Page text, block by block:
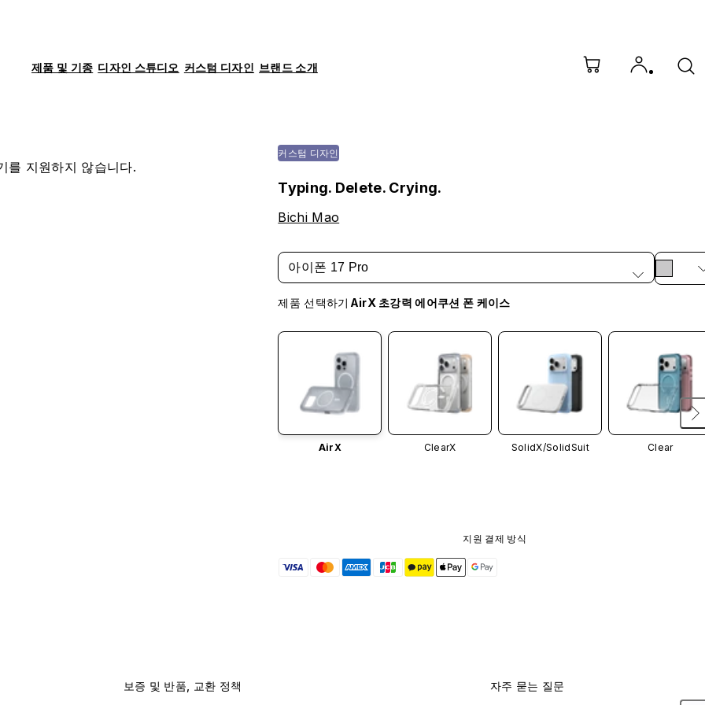
제품 및 기종 디자인 스튜디오 커스텀 디자인 브랜드 소개
를 지원하지 않습니다.
커스텀 디자인
Typing. Delete. Crying.
Bichi Mao
아이폰 17 Pro
제품 선택하기 AirX 초강력 에어쿠션 폰 케이스
AirX ClearX SolidX/SolidSuit Clear
지원 결제 방식
보증 및 반품, 교환 정책 자주 묻는 질문